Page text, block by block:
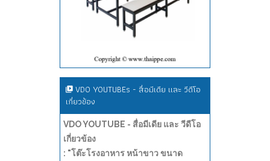
VDO YOUTUBEs - สื่อมีเดีย และ วีดีโอ
เกี่ยวข้อง
VDO YOUTUBE - สื่อมีเดีย และ วีดีโอ
เกี่ยวข้อง
: "โต๊ะโรงอาหาร หน้าขาว ขนาด